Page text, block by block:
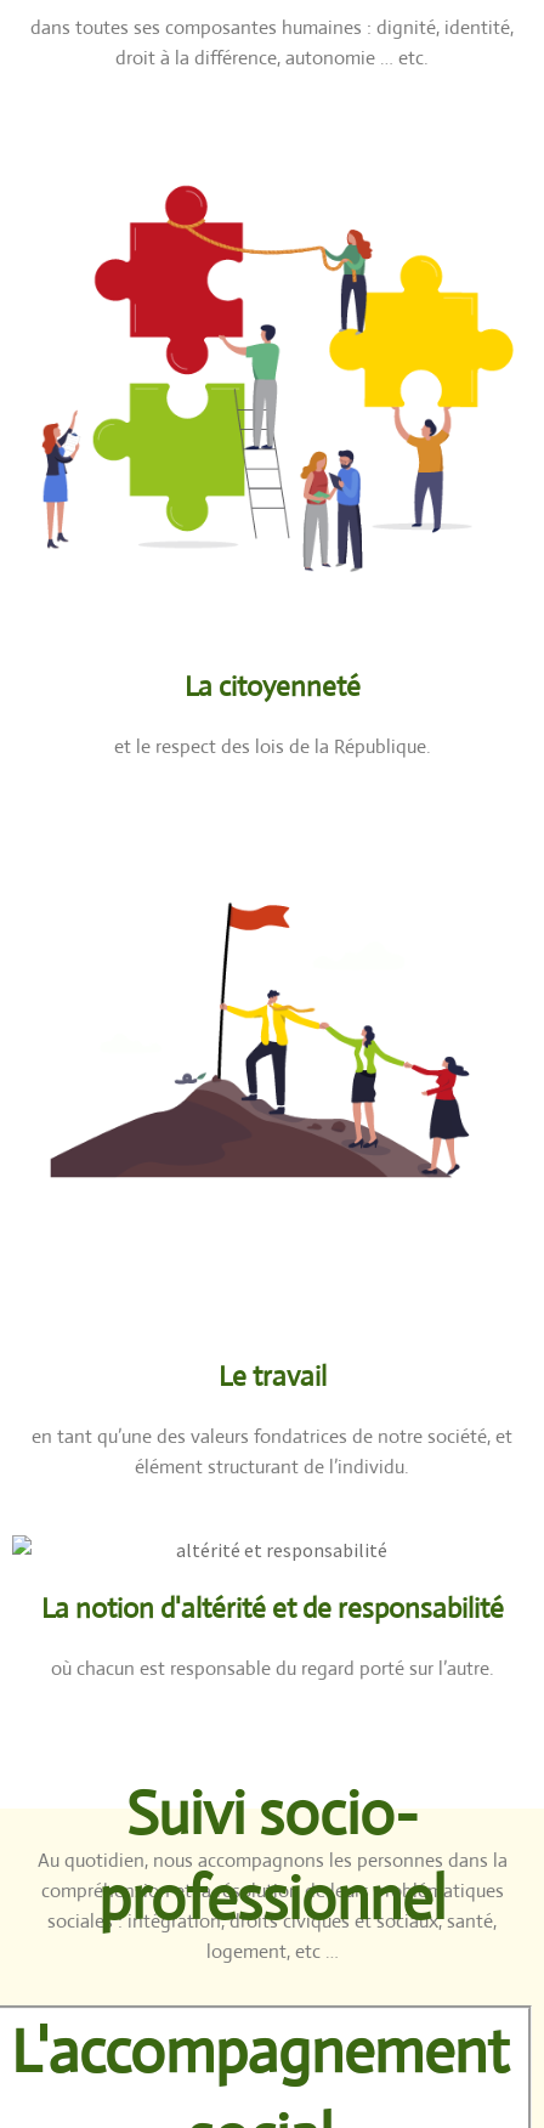
dans toutes ses composantes humaines : dignité, identité,
droit à la différence, autonomie … etc.
La citoyenneté
et le respect des lois de la République.
Le travail
en tant qu’une des valeurs fondatrices de notre société, et
élément structurant de l’individu.
La notion d'altérité et de responsabilité
où chacun est responsable du regard porté sur l’autre.
Suivi socio-
professionnel
Au quotidien, nous accompagnons les personnes dans la
compréhension et la résolution de leurs problématiques
sociales : intégration, droits civiques et sociaux, santé,
logement, etc …
L'accompagnement